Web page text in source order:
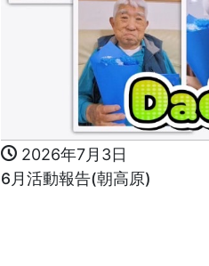
2026年7月3日
6月活動報告(朝高原)